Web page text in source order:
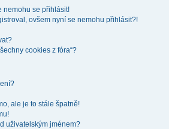
nemohu se přihlásit!
ovšem nyní se nemohu přihlásit?!
cookies z fóra“?
ale je to stále špatně!
uživatelským jménem?